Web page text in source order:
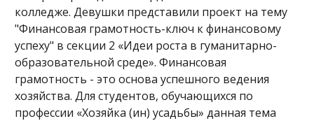
колледже. Девушки представили проект на тему
"Финансовая грамотность-ключ к финансовому
успеху" в секции 2 «Идеи роста в гуманитарно-
образовательной среде». Финансовая
грамотность - это основа успешного ведения
хозяйства. Для студентов, обучающихся по
профессии «Хозяйка (ин) усадьбы» данная тема